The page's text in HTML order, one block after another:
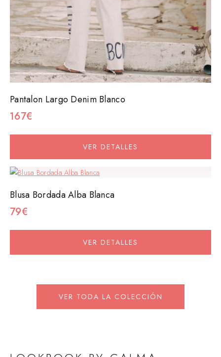
Pantalon Largo Denim Blanco
167€
VER DETALLES
Blusa Bordada Alba Blanca
79€
VER DETALLES
VER TODA LA COLECCIÓN